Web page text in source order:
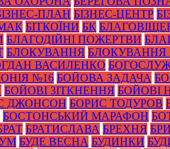
ПЛАН БІЗНЕС-ЦЕНТР
БІТКОЇНИ БК
БЛАГОДІЙНІ ПОЖЕРТВИ
БЛОКУВАННЯ БЛОКУВАННЯ
ВАСИЛЕНКО
№16 БОЙОВА ЗАДАЧА
БОЙОВІ ЗІТКНЕННЯ БОЙОВІ
ДЖОНСОН БОРИС ТОДУРОВ
БОСТОНСЬКИЙ МАРАФОН
БРАТИСЛАВА БРЕХНЯ
БУДЕ ВЕСНА БУДИНКИ